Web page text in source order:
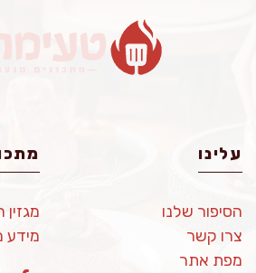
עלינו
הסיפור שלנו
צרו קשר
מפת אתר
מידע